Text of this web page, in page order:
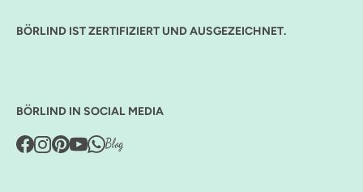
BÖRLIND IST ZERTIFIZIERT UND AUSGEZEICHNET.
BÖRLIND IN SOCIAL MEDIA